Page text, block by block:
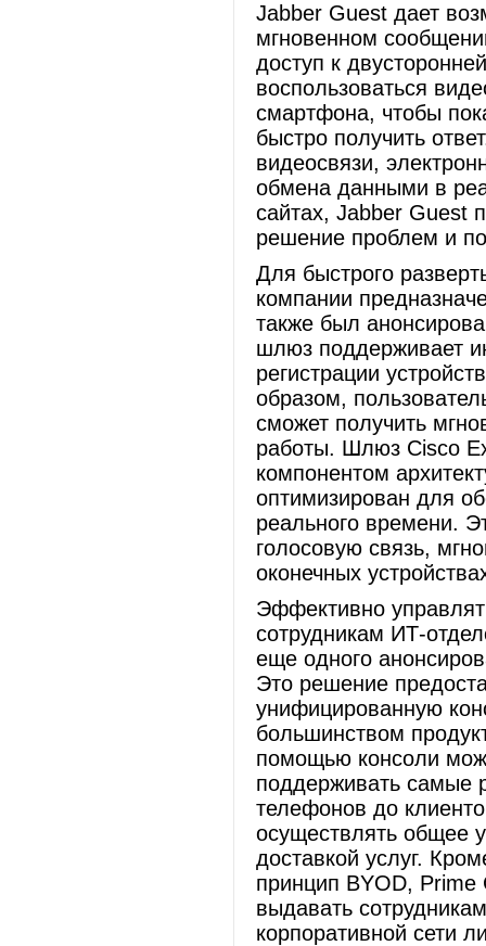
Jabber Guest дает
мгновенном
доступ к
воспользоваться
смартфона, чтобы
быстро получить
видеосвязи,
обмена данными в
сайтах, Jabber Guest
решение проблем и
Для быстрого
компании
также был
шлюз поддерживает
регистрации
образом,
сможет получить
работы. Шлюз Cisco
компонентом
оптимизирован для
реального времени.
голосовую связь,
оконечных
Эффективно
сотрудникам ИТ-
еще одного
Это решение
унифицированную
большинством
помощью консоли
поддерживать самые
телефонов до
осуществлять общее
доставкой услуг.
принцип BYOD, Prime
выдавать
корпоративной сети